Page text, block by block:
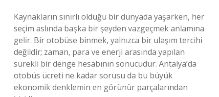
Kaynakların sınırlı olduğu bir dünyada yaşarken, her
seçim aslında başka bir şeyden vazgeçmek anlamına
gelir. Bir otobüse binmek, yalnızca bir ulaşım tercihi
değildir; zaman, para ve enerji arasında yapılan
sürekli bir denge hesabının sonucudur. Antalya’da
otobüs ücreti ne kadar sorusu da bu büyük
ekonomik denklemin en görünür parçalarından